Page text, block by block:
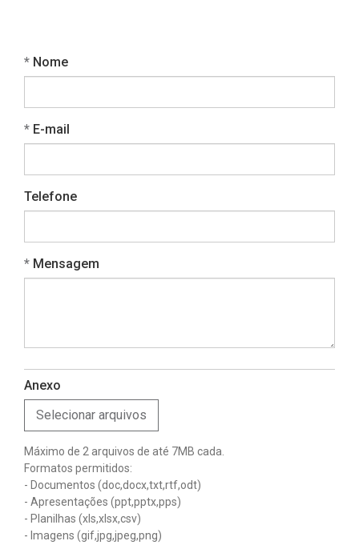
NomeObrigatório
E-mail
Telefone
Mensagem
Anexo
Selecionar arquivos
Máximo de 2 arquivos de até 7MB cada.
Formatos permitidos:
- Documentos (doc,docx,txt,rtf,odt)
- Apresentações (ppt,pptx,pps)
- Planilhas (xls,xlsx,csv)
- Imagens (gif,jpg,jpeg,png)